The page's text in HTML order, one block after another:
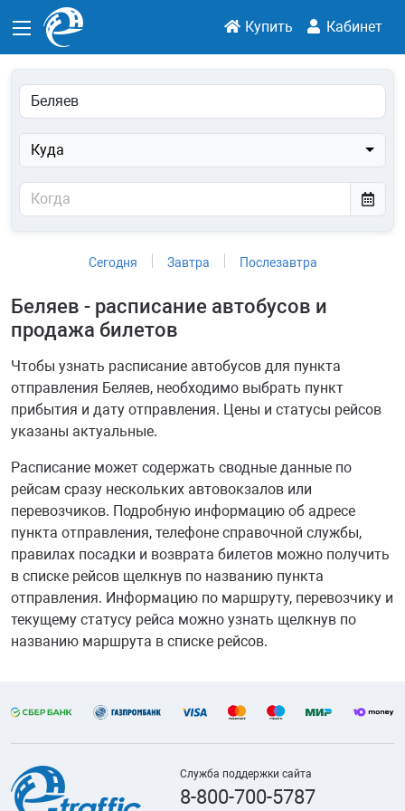
Купить Кабинет
Куда
Сегодня Завтра Послезавтра
Беляев - расписание автобусов и
продажа билетов
Чтобы узнать расписание автобусов для пункта
отправления Беляев, необходимо выбрать пункт
прибытия и дату отправления. Цены и статусы рейсов
указаны актуальные.
Расписание может содержать сводные данные по
рейсам сразу нескольких автовокзалов или
перевозчиков. Подробную информацию об адресе
пункта отправления, телефоне справочной службы,
правилах посадки и возврата билетов можно получить
в списке рейсов щелкнув по названию пункта
отправления. Информацию по маршруту, перевозчику и
текущему статусу рейса можно узнать щелкнув по
названию маршрута в списке рейсов.
Служба поддержки сайта
8-800-700-5787